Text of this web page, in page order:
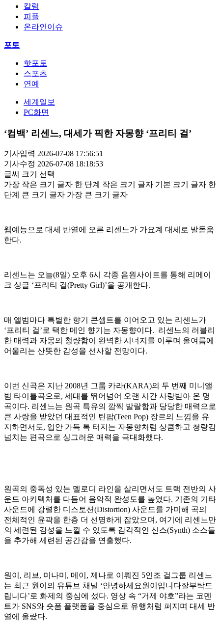
칼럼
피플
온라인이슈
포토
핫포토
스포츠
연예
세계일보
PC화면
‘컴백’ 리센느, 대세가 픽한 자몽향 ‘프리티 걸’
기사입력 2026-07-08 17:56:51
기사수정 2026-07-08 18:18:53
글씨 크기 선택
가장 작은 크기 글자 한 단계 작은 크기 글자 기본 크기 글자 한
단계 큰 크기 글자 가장 큰 크기 글자
웹예능으로 대세 반열에 오른 리센느가 가요계 대세로 발돋움
한다.
리센느는 오늘(8일) 오후 6시 각종 음원사이트를 통해 리메이
크 싱글 ‘프리티 걸(Pretty Girl)’을 공개한다.
매 앨범마다 특별한 향기 콘셉트를 이어오고 있는 리센느가
‘프리티 걸’로 택한 메인 향기는 자몽향이다. 리센느의 러블리
한 매력과 자몽의 청량함이 완벽한 시너지를 이루며 올여름에
어울리는 산뜻한 감성을 선사할 전망이다.
이번 신곡은 지난 2008년 그룹 카라(KARA)의 두 번째 미니앨
범 타이틀곡으로, 세대를 뛰어넘어 오랜 시간 사랑받아 온 명
곡이다. 리센느는 원곡 특유의 깜찍 발랄함과 당당한 매력으로
큰 사랑을 받았던 대표적인 틴팝(Teen Pop) 장르의 느낌을 유
지하면서도, 입안 가득 톡 터지는 자몽향처럼 상큼하고 청량감
넘치는 편곡으로 싱그러운 매력을 극대화했다.
원곡의 중독성 있는 멜로디 라인을 살리면서도 트랙 전반의 사
운드 아키텍처를 다듬어 음악적 완성도를 높였다. 기존의 기타
사운드에 강렬한 디스토션(Distortion) 사운드를 가미해 곡의
전체적인 윤곽을 한층 더 선명하게 잡았으며, 여기에 리센느만
의 세련된 감성을 느낄 수 있도록 감각적인 신스(Synth) 소스들
을 추가해 세련된 공간감을 연출했다.
원이, 리브, 미나미, 메이, 제나로 이뤄진 5인조 걸그룹 리센느
는 최근 원이의 유튜브 채널 ‘안녕하세요원이입니다잘부탁드
립니다’로 화제의 중심에 섰다. 영상 속 “거제 야호”라는 코멘
트가 SNS와 숏폼 플랫폼을 중심으로 유행처럼 퍼지며 대세 반
열에 올랐다.